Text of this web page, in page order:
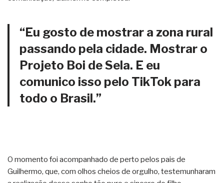
“Eu gosto de mostrar a zona rural
passando pela cidade. Mostrar o
Projeto Boi de Sela. E eu
comunico isso pelo TikTok para
todo o Brasil.”
O momento foi acompanhado de perto pelos pais de
Guilhermo, que, com olhos cheios de orgulho, testemunharam